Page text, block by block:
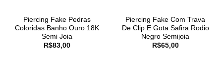
Piercing Fake Pedras
Coloridas Banho Ouro 18K
Semi Joia
R$83,00
Piercing Fake Com Trava
De Clip E Gota Safira Rodio
Negro Semijoia
R$65,00